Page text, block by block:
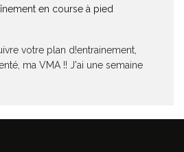
en course à pied
votre plan d!entrainement,
ma VMA !! J'ai une semaine